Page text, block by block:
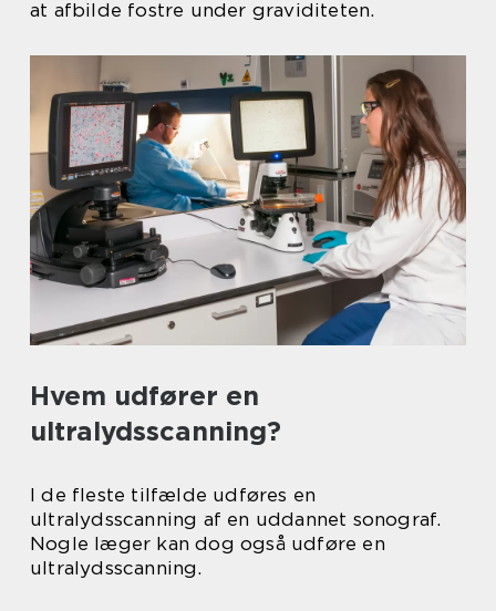
at afbilde fostre under graviditeten.
Hvem udfører en
ultralydsscanning?
I de fleste tilfælde udføres en
ultralydsscanning af en uddannet sonograf.
Nogle læger kan dog også udføre en
ultralydsscanning.